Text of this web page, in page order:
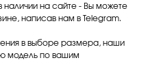
наличии на сайте - Вы можете
написав нам в Telegram.
в выборе размера, наши
модель по вашим